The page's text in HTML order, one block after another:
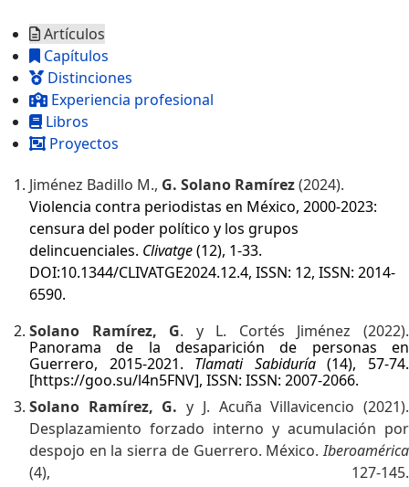
Artículos
Capítulos
Distinciones
Experiencia profesional
Libros
Proyectos
Jiménez Badillo M., G. Solano Ramírez(2024).
Violencia contra periodistas en México, 2000-2023:
censura del poder político y los grupos
delincuenciales. Clivatge(12), 1-33.
DOI:10.1344/CLIVATGE2024.12.4, ISSN: 12, ISSN: 2014-
6590.
Solano Ramírez, G. y L. Cortés Jiménez (2022).
Panorama de la desaparición de personas en
Guerrero, 2015-2021. Tlamati Sabiduría(14), 57-74.
[https://goo.su/l4n5FNV], ISSN: ISSN: 2007-2066.
Solano Ramírez, G. y J. Acuña Villavicencio (2021).
Desplazamiento forzado interno y acumulación por
despojo en la sierra de Guerrero. México.Iberoamérica
(4), 127-145.